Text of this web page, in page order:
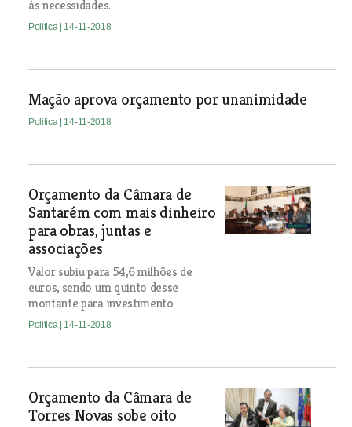
às necessidades.
Politica | 14-11-2018
Mação aprova orçamento por unanimidade
Politica | 14-11-2018
Orçamento da Câmara de
Santarém com mais dinheiro
para obras, juntas e
associações
Valor subiu para 54,6 milhões de
euros, sendo um quinto desse
montante para investimento
Politica | 14-11-2018
Orçamento da Câmara de
Torres Novas sobe oito